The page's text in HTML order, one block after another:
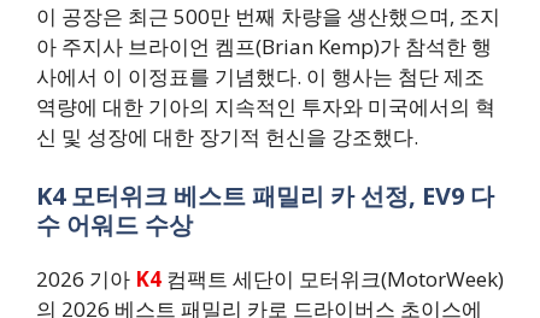
이 공장은 최근 500만 번째 차량을 생산했으며, 조지
아 주지사 브라이언 켐프(Brian Kemp)가 참석한 행
사에서 이 이정표를 기념했다. 이 행사는 첨단 제조
역량에 대한 기아의 지속적인 투자와 미국에서의 혁
신 및 성장에 대한 장기적 헌신을 강조했다.
K4 모터위크 베스트 패밀리 카 선정, EV9 다
수 어워드 수상
2026 기아 K4 컴팩트 세단이 모터위크(MotorWeek)
의 2026 베스트 패밀리 카로 드라이버스 초이스에